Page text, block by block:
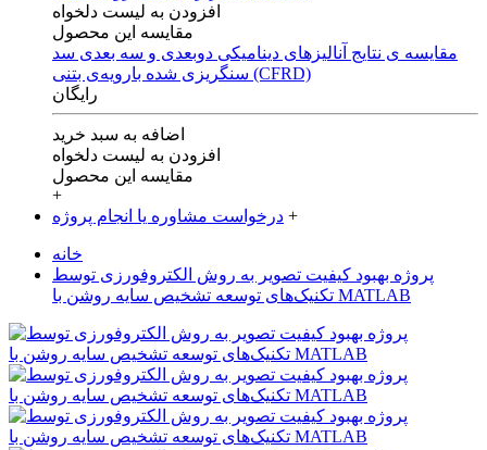
افزودن به لیست دلخواه
مقایسه این محصول
مقایسه ی‌ نتایج آنالیزهای‌ دینامیکی‌ دوبعدی‌ و‌ سه بعدی‌ سد
سنگریزی‌ شده با‌رویه‌ی‌ بتنی‌ (CFRD)
رایگان
اضافه به سبد خرید
افزودن به لیست دلخواه
مقایسه این محصول
+
درخواست مشاوره یا انجام پروژه +
خانه
پروژه بهبود کیفیت تصویر به روش الکتروفورزی توسط
تکنیک‌های توسعه تشخیص سایه روشن با MATLAB